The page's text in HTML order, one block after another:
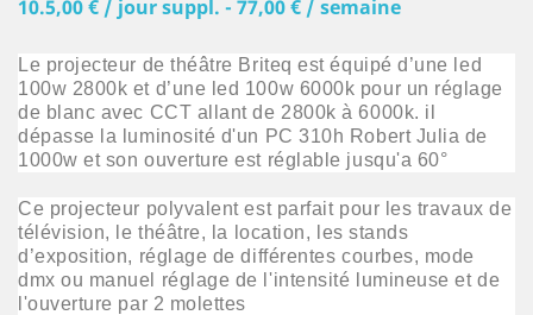
10.5,00 € / jour suppl. - 77,00 € / semaine
Le projecteur de théâtre Briteq est équipé d’une led
100w 2800k et d’une led 100w 6000k pour un réglage
de blanc avec CCT allant de 2800k à 6000k. il
dépasse la luminosité d'un PC 310h Robert Julia de
1000w et son ouverture est réglable jusqu'a 60°
Ce projecteur polyvalent est parfait pour les travaux de
télévision, le théâtre, la location, les stands
d’exposition, réglage de différentes courbes, mode
dmx ou manuel réglage de l'intensité lumineuse et de
l'ouverture par 2 molettes